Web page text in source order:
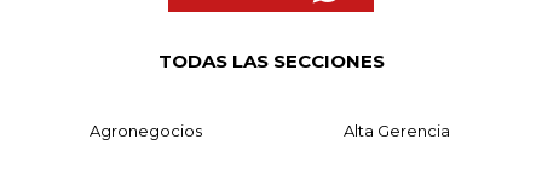
TODAS LAS SECCIONES
Agronegocios Alta Gerencia